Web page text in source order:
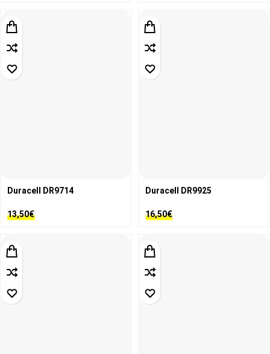
Duracell DR9714
13,50€
Duracell DR9925
16,50€